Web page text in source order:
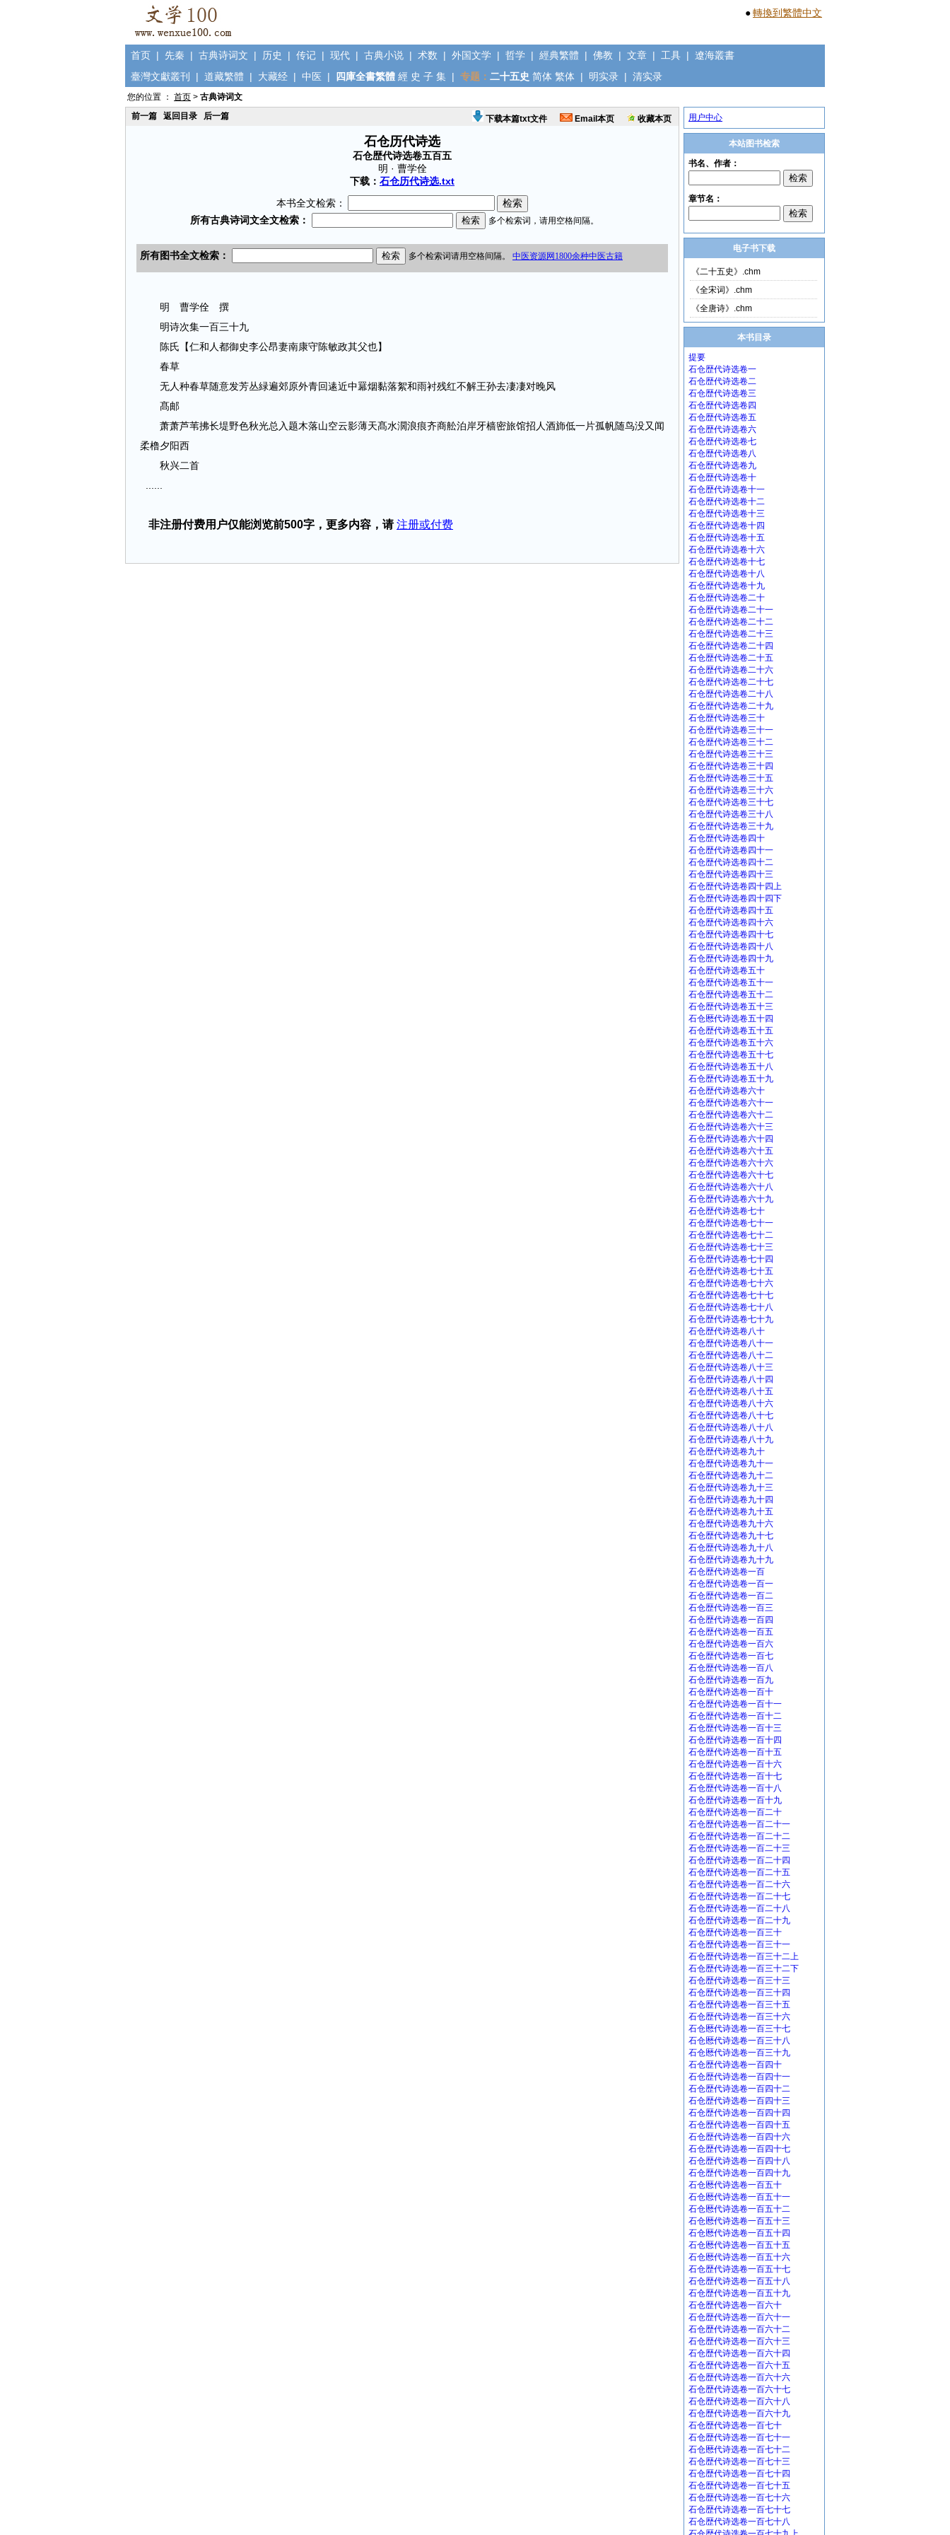
●轉換到繁體中文
首页 | 先秦 | 古典诗词文 | 历史 | 传记 | 现代 | 古典小说 | 术数 | 外国文学 | 哲学 | 經典繁體 | 佛教 | 文章 | 工具 | 遼海叢書
臺灣文獻叢刊
| 道藏繁體 | 大藏经 | 中医 | 四庫全書繁體 經 史 子 集 | 专题： 二十五史 简体 繁体 | 明实录 | 清实录
您的位置 ： 首页 > 古典诗词文
前一篇
返回目录 后一篇 下载本篇txt文件 Email本页 收藏本页
石仓历代诗选
石仓歴代诗选卷五百五
明 · 曹学佺
下载： 石仓历代诗选.txt
本书全文检索：
明 曹学佺 撰
明诗次集一百三十九
陈氏【仁和人都御史李公昂妻南康守陈敏政其父也】
春草
无人种春草随意发芳丛緑遍郊原外青回逺近中羃烟黏落絮和雨衬残红不解王孙去凄凄对晚风
髙邮
萧萧芦苇拂长堤野色秋光总入题木落山空云影薄天髙水濶浪痕齐商舩泊岸牙樯密旅馆招人酒斾低一片孤帆随鸟没又闻
柔橹夕阳西
秋兴二首
非注册付费用户仅能浏览前500字，更多内容，请 注册或付费
用户中心
本站图书检索
电子书下载
《二十五史》.chm
《全宋词》.chm
《全唐诗》.chm
本书目录
提要
石仓歴代诗选卷一
石仓歴代诗选卷二
石仓歴代诗选卷三
石仓歴代诗选卷四
石仓歴代诗选卷五
石仓歴代诗选卷六
石仓歴代诗选卷七
石仓歴代诗选卷八
石仓歴代诗选卷九
石仓歴代诗选卷十
石仓歴代诗选卷十一
石仓歴代诗选卷十二
石仓歴代诗选卷十三
石仓歴代诗选卷十四
石仓歴代诗选卷十五
石仓歴代诗选卷十六
石仓歴代诗选卷十七
石仓歴代诗选卷十八
石仓歴代诗选卷十九
石仓歴代诗选卷二十
石仓歴代诗选卷二十一
石仓歴代诗选卷二十二
石仓歴代诗选卷二十三
石仓歴代诗选卷二十四
石仓歴代诗选卷二十五
石仓歴代诗选卷二十六
石仓歴代诗选卷二十七
石仓歴代诗选卷二十八
石仓歴代诗选卷二十九
石仓歴代诗选卷三十
石仓歴代诗选卷三十一
石仓歴代诗选卷三十二
石仓歴代诗选卷三十三
石仓歴代诗选卷三十四
石仓歴代诗选卷三十五
石仓歴代诗选卷三十六
石仓歴代诗选卷三十七
石仓歴代诗选卷三十八
石仓歴代诗选卷三十九
石仓歴代诗选卷四十
石仓歴代诗选卷四十一
石仓歴代诗选卷四十二
石仓歴代诗选卷四十三
石仓歴代诗选卷四十四上
石仓歴代诗选卷四十四下
石仓歴代诗选卷四十五
石仓歴代诗选卷四十六
石仓歴代诗选卷四十七
石仓歴代诗选卷四十八
石仓歴代诗选卷四十九
石仓歴代诗选卷五十
石仓歴代诗选卷五十一
石仓歴代诗选卷五十二
石仓歴代诗选卷五十三
石仓厯代诗选卷五十四
石仓歴代诗选卷五十五
石仓歴代诗选卷五十六
石仓歴代诗选卷五十七
石仓歴代诗选卷五十八
石仓歴代诗选卷五十九
石仓歴代诗选卷六十
石仓歴代诗选卷六十一
石仓歴代诗选卷六十二
石仓歴代诗选卷六十三
石仓歴代诗选卷六十四
石仓歴代诗选卷六十五
石仓歴代诗选卷六十六
石仓歴代诗选卷六十七
石仓歴代诗选卷六十八
石仓歴代诗选卷六十九
石仓歴代诗选卷七十
石仓歴代诗选卷七十一
石仓歴代诗选卷七十二
石仓歴代诗选卷七十三
石仓歴代诗选卷七十四
石仓歴代诗选卷七十五
石仓歴代诗选卷七十六
石仓歴代诗选卷七十七
石仓歴代诗选卷七十八
石仓歴代诗选卷七十九
石仓歴代诗选卷八十
石仓歴代诗选卷八十一
石仓歴代诗选卷八十二
石仓歴代诗选卷八十三
石仓歴代诗选卷八十四
石仓歴代诗选卷八十五
石仓歴代诗选卷八十六
石仓歴代诗选卷八十七
石仓歴代诗选卷八十八
石仓歴代诗选卷八十九
石仓歴代诗选卷九十
石仓歴代诗选卷九十一
石仓歴代诗选卷九十二
石仓歴代诗选卷九十三
石仓歴代诗选卷九十四
石仓歴代诗选卷九十五
石仓歴代诗选卷九十六
石仓歴代诗选卷九十七
石仓歴代诗选卷九十八
石仓歴代诗选卷九十九
石仓歴代诗选卷一百
石仓歴代诗选卷一百一
石仓歴代诗选卷一百二
石仓歴代诗选卷一百三
石仓歴代诗选卷一百四
石仓歴代诗选卷一百五
石仓歴代诗选卷一百六
石仓歴代诗选卷一百七
石仓歴代诗选卷一百八
石仓歴代诗选卷一百九
石仓歴代诗选卷一百十
石仓歴代诗选卷一百十一
石仓歴代诗选卷一百十二
石仓歴代诗选卷一百十三
石仓歴代诗选卷一百十四
石仓歴代诗选卷一百十五
石仓歴代诗选卷一百十六
石仓歴代诗选卷一百十七
石仓歴代诗选卷一百十八
石仓歴代诗选卷一百十九
石仓歴代诗选卷一百二十
石仓歴代诗选卷一百二十一
石仓歴代诗选卷一百二十二
石仓歴代诗选卷一百二十三
石仓歴代诗选卷一百二十四
石仓歴代诗选卷一百二十五
石仓歴代诗选卷一百二十六
石仓歴代诗选卷一百二十七
石仓歴代诗选卷一百二十八
石仓歴代诗选卷一百二十九
石仓歴代诗选卷一百三十
石仓歴代诗选卷一百三十一
石仓歴代诗选卷一百三十二上
石仓歴代诗选卷一百三十二下
石仓歴代诗选卷一百三十三
石仓歴代诗选卷一百三十四
石仓歴代诗选卷一百三十五
石仓歴代诗选卷一百三十六
石仓厯代诗选卷一百三十七
石仓厯代诗选卷一百三十八
石仓厯代诗选卷一百三十九
石仓歴代诗选卷一百四十
石仓歴代诗选卷一百四十一
石仓歴代诗选卷一百四十二
石仓歴代诗选卷一百四十三
石仓歴代诗选卷一百四十四
石仓歴代诗选卷一百四十五
石仓歴代诗选卷一百四十六
石仓歴代诗选卷一百四十七
石仓歴代诗选卷一百四十八
石仓歴代诗选卷一百四十九
石仓厯代诗选卷一百五十
石仓厯代诗选卷一百五十一
石仓厯代诗选卷一百五十二
石仓厯代诗选卷一百五十三
石仓厯代诗选卷一百五十四
石仓厯代诗选卷一百五十五
石仓厯代诗选卷一百五十六
石仓歴代诗选卷一百五十七
石仓歴代诗选卷一百五十八
石仓歴代诗选卷一百五十九
石仓歴代诗选卷一百六十
石仓歴代诗选卷一百六十一
石仓歴代诗选卷一百六十二
石仓歴代诗选卷一百六十三
石仓歴代诗选卷一百六十四
石仓歴代诗选卷一百六十五
石仓歴代诗选卷一百六十六
石仓歴代诗选卷一百六十七
石仓歴代诗选卷一百六十八
石仓歴代诗选卷一百六十九
石仓歴代诗选卷一百七十
石仓歴代诗选卷一百七十一
石仓厯代诗选卷一百七十二
石仓歴代诗选卷一百七十三
石仓歴代诗选卷一百七十四
石仓歴代诗选卷一百七十五
石仓歴代诗选卷一百七十六
石仓歴代诗选卷一百七十七
石仓歴代诗选卷一百七十八